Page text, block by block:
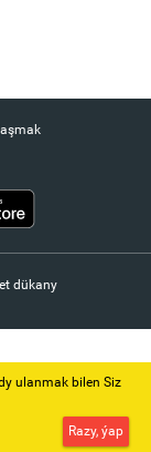
dükany
ulanmak bilen Siz
Razy, ýap